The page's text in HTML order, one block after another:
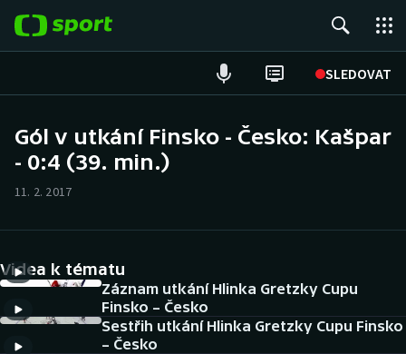
SLEDOVAT
Hokej
Cyklistika
DALŠÍ SPORTY
Gól v utkání Finsko - Česko: Kašpar
- 0:4 (39. min.)
11. 2. 2017
Videa k tématu
Záznam utkání Hlinka Gretzky Cupu
Finsko – Česko
Sestřih utkání Hlinka Gretzky Cupu Finsko
– Česko